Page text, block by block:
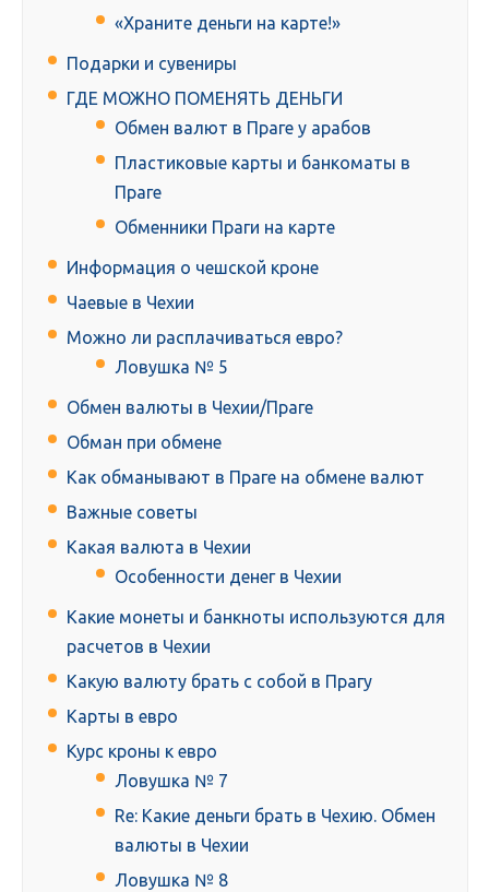
«Храните деньги на карте!»
Подарки и сувениры
ГДЕ МОЖНО ПОМЕНЯТЬ ДЕНЬГИ
Обмен валют в Праге у арабов
Пластиковые карты и банкоматы в
Праге
Обменники Праги на карте
Информация о чешской кроне
Чаевые в Чехии
Можно ли расплачиваться евро?
Ловушка № 5
Обмен валюты в Чехии/Праге
Обман при обмене
Как обманывают в Праге на обмене валют
Важные советы
Какая валюта в Чехии
Особенности денег в Чехии
Какие монеты и банкноты используются для
расчетов в Чехии
Какую валюту брать с собой в Прагу
Карты в евро
Курс кроны к евро
Ловушка № 7
Re: Какие деньги брать в Чехию. Обмен
валюты в Чехии
Ловушка № 8